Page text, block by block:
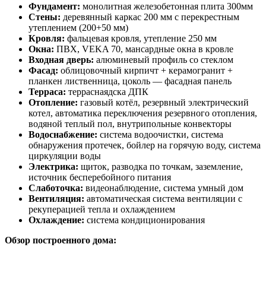
Фундамент: монолитная железобетонная плита 300мм
Стены: деревянный каркас 200 мм с перекрестным
утеплением (200+50 мм)
Кровля: фальцевая кровля, утепление 250 мм
Окна: ПВХ, VEKA 70, мансардные окна в кровле
Входная дверь: алюминевый профиль со стеклом
Фасад: облицовочный кирпичт + керамогранит +
планкен лиственница, цоколь — фасадная панель
Терраса: терраснаядска ДПК
Отопление: газовый котёл, резервный электрический
котел, автоматика переключения резервного отопления,
водяной теплый пол, внутрипольные конвекторы
Водоснабжение: система водоочистки, система
обнаружения протечек, бойлер на горячую воду, система
циркуляции воды
Электрика: щиток, разводка по точкам, заземление,
источник бесперебойного питания
Слаботочка: видеонаблюдение, система умный дом
Вентиляция: автоматическая система вентиляции с
рекуперацией тепла и охлаждением
Охлаждение: система кондиционирования
Обзор построенного дома: